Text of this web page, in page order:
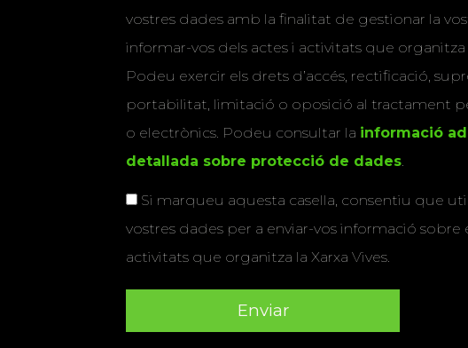
vostres dades amb la finalitat de gestionar la
informar-vos dels actes i activitats que organitza
Podeu exercir els drets d’accés, rectificació,
portabilitat, limitació o oposició al tractament
o electrònics. Podeu consultar la informació
detallada sobre protecció de dades.
Si marqueu aquesta casella, consentiu que
vostres dades per a enviar-vos informació sobre
activitats que organitza la Xarxa Vives.